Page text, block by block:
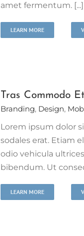
amet fermentum. [...]
LEARN MORE
Tras Commodo
Branding, Design,
Lorem ipsum dolor
sodales erat. Etiam
odio vehicula
bibendum. Ut
LEARN MORE